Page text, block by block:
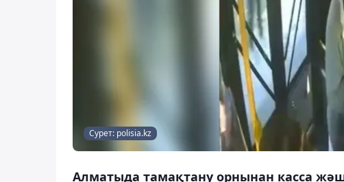
Сурет: polisia.kz
Алматыда тамақтану орнынан касса